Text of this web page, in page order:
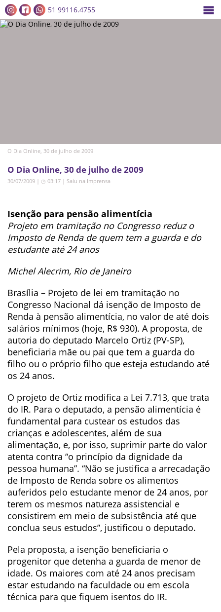
51 99116.4755
O Dia Online, 30 de julho de 2009
O Dia Online, 30 de julho de 2009
30/07/2009 | ◷ 03:17 | Saiu na Imprensa
Isenção para pensão alimentícia
Projeto em tramitação no Congresso reduz o
Imposto de Renda de quem tem a guarda e do
estudante até 24 anos
Michel Alecrim, Rio de Janeiro
Brasília – Projeto de lei em tramitação no
Congresso Nacional dá isenção de Imposto de
Renda à pensão alimentícia, no valor de até dois
salários mínimos (hoje, R$ 930). A proposta, de
autoria do deputado Marcelo Ortiz (PV-SP),
beneficiaria mãe ou pai que tem a guarda do
filho ou o próprio filho que esteja estudando até
os 24 anos.
O projeto de Ortiz modifica a Lei 7.713, que trata
do IR. Para o deputado, a pensão alimentícia é
fundamental para custear os estudos das
crianças e adolescentes, além de sua
alimentação, e, por isso, suprimir parte do valor
atenta contra “o princípio da dignidade da
pessoa humana”. “Não se justifica a arrecadação
de Imposto de Renda sobre os alimentos
auferidos pelo estudante menor de 24 anos, por
terem os mesmos natureza assistencial e
consistirem em meio de subsistência até que
conclua seus estudos”, justificou o deputado.
Pela proposta, a isenção beneficiaria o
progenitor que detenha a guarda de menor de
idade. Os maiores com até 24 anos precisam
estar estudando na faculdade ou em escola
técnica para que fiquem isentos do IR.